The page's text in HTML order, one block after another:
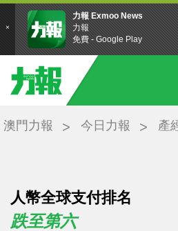
澳門力報 今日力報 產
人幣全球支付排名
跌至第六